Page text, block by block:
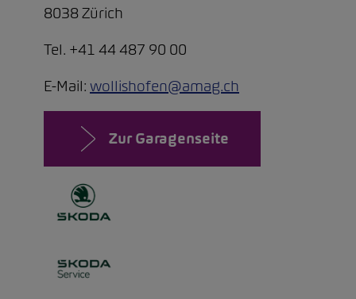
8038 Zürich
Tel. +41 44 487 90 00
E-Mail: wollishofen@amag.ch
Zur Garagenseite